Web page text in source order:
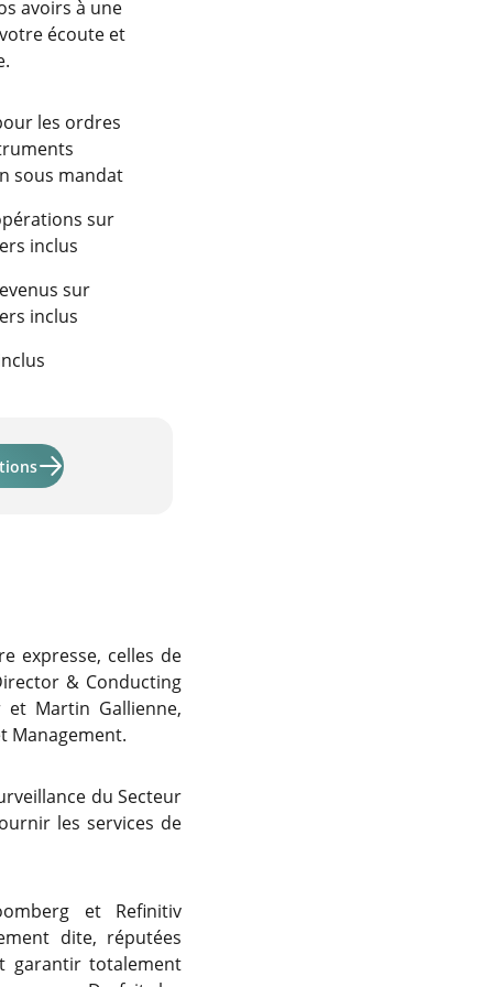
avoirs à une
écoute et
les ordres
sous mandat
sur
inclus
sur
inclus
En savoir plus sur "Activmandate et Activmandate ODDO
expresse, celles de
& Conducting
et Martin Gallienne,
Management.
du Secteur
les services de
et Refinitiv
dite, réputées
garantir totalement